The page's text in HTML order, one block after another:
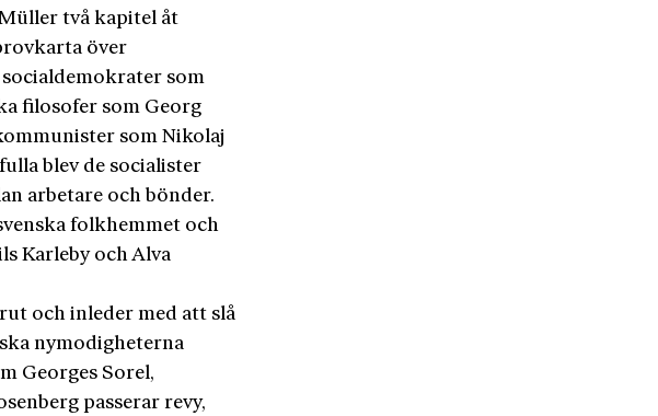
två kapitel åt
över
som
filosofer som Georg
som Nikolaj
blev de socialister
arbetare och bönder.
folkhemmet och
Karleby och Alva
och inleder med att slå
nymodigheterna
Georges Sorel,
passerar revy,